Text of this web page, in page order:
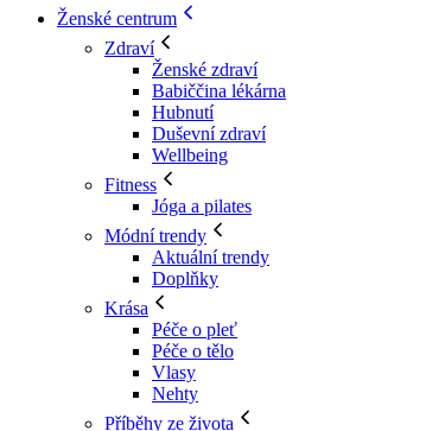
Ženské centrum
Zdraví
Ženské zdraví
Babiččina lékárna
Hubnutí
Duševní zdraví
Wellbeing
Fitness
Jóga a pilates
Módní trendy
Aktuální trendy
Doplňky
Krása
Péče o pleť
Péče o tělo
Vlasy
Nehty
Příběhy ze života